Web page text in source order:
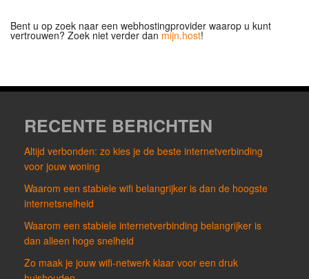
Bent u op zoek naar een webhostingprovider waarop u kunt
vertrouwen? Zoek niet verder dan mijn.host!
RECENTE BERICHTEN
Altijd verbonden: zo kies je de beste internetverbinding
voor jouw woning
Waarom een stabiele wifi belangrijker is dan de hoogste
internetsnelheid
Waarom een stabiele internetverbinding belangrijker is
dan alleen hoge snelheid
Zo maak je jouw wifi-netwerk klaar voor een druk